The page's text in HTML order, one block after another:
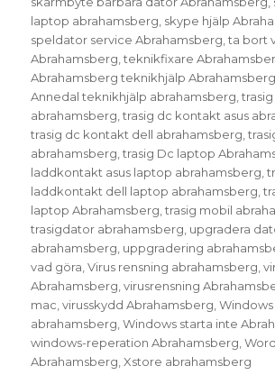
laptop abrahamsberg skype hjälp
speldator service Abrahamsberg ,ta bort
Abrahamsberg ,teknikfixare
Abrahamsberg teknikhjälp Abrahamsberg
Annedal teknikhjälp abrahamsberg ,
abrahamsberg ,trasig dc kontakt asus
trasig dc kontakt dell abrahamsberg ,
abrahamsberg ,trasig Dc laptop
laddkontakt asus laptop abrahamsberg ,
laddkontakt dell laptop abrahamsberg ,
laptop Abrahamsberg ,trasig mobil
trasigdator abrahamsberg upgradera
abrahamsberg uppgradering
vad göra ,Virus rensning abrahamsberg ,
Abrahamsberg ,virusrensning
mac ,virusskydd Abrahamsberg ,
abrahamsberg ,Windows starta inte
windows-reperation Abrahamsberg ,
Abrahamsberg ,Xstore abrahamsberg